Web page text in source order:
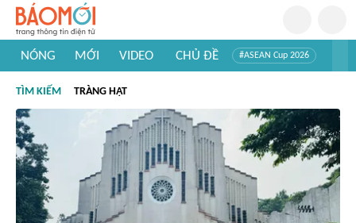
NÓNG MỚI VIDEO CHỦ ĐỀ #ASEAN Cup 2026
#Khám phá thế giới
TÌM KIẾM TRÀNG HẠT